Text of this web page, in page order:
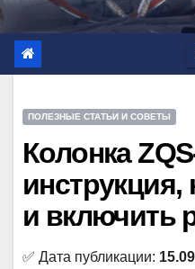
ПОЛЕЗНЫЕ СТАТЬИ И СОВЕТЫ
Колонка
инструкция,
и включить
✅ Дата публикации: